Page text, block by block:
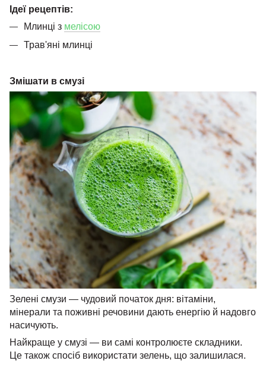
Ідеї ​​рецептів:
Млинці з мелісою
Трав'яні млинці
Змішати в смузі
Зелені смузи — чудовий початок дня: вітаміни,
мінерали та поживні речовини дають енергію й надовго
насичують.
Найкраще у смузі — ви самі контролюєте складники.
Це також спосіб використати зелень, що залишилася.